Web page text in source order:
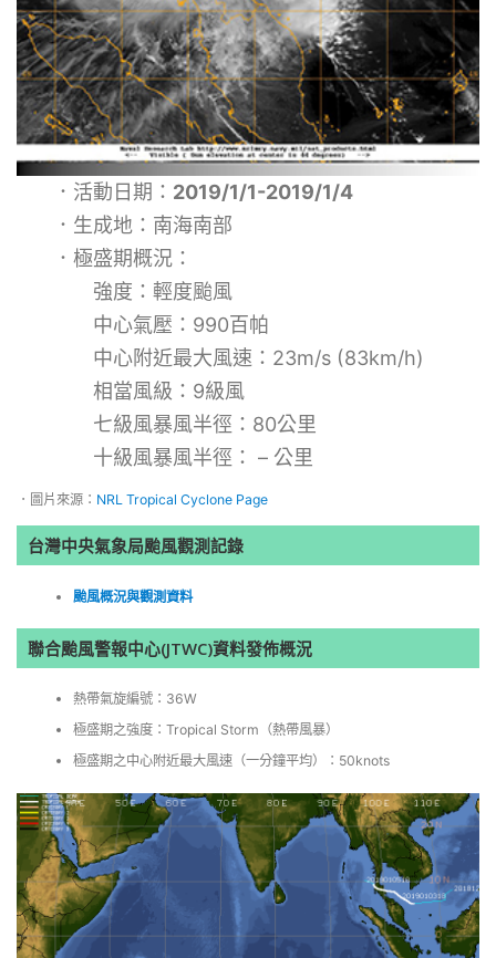
．活動日期： 2019/1/1-2019/1/4
．生成地：南海南部
．極盛期概況：
強度：輕度颱風
中心氣壓：990百帕
中心附近最大風速：23m/s (83km/h)
相當風級：9級風
七級風暴風半徑：80公里
十級風暴風半徑： – 公里
．圖片來源： NRL Tropical Cyclone Page
台灣中央氣象局颱風觀測記錄
颱風概況與觀測資料
聯合颱風警報中心(JTWC)資料發佈概況
熱帶氣旋編號：36W
極盛期之強度：Tropical Storm（熱帶風暴）
極盛期之中心附近最大風速（一分鐘平均）：50knots